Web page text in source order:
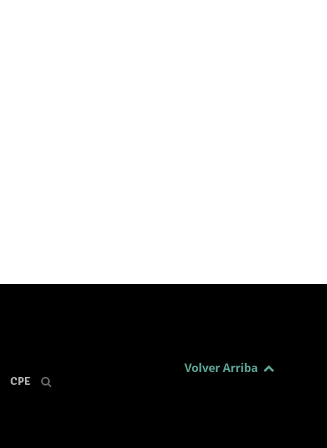
CPE
Volver Arriba